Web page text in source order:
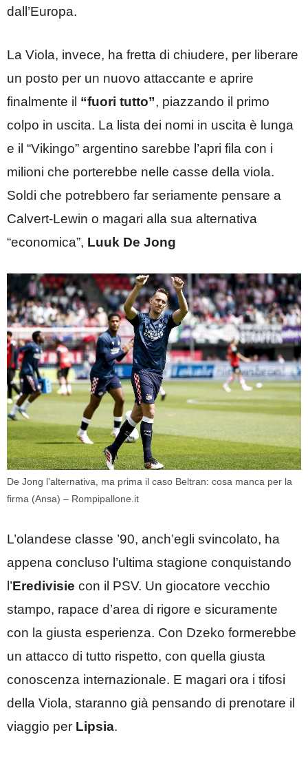
dall’Europa.
La Viola, invece, ha fretta di chiudere, per liberare
un posto per un nuovo attaccante e aprire
finalmente il “fuori tutto”, piazzando il primo
colpo in uscita. La lista dei nomi in uscita è lunga
e il “Vikingo” argentino sarebbe l’apri fila con i
milioni che porterebbe nelle casse della viola.
Soldi che potrebbero far seriamente pensare a
Calvert-Lewin o magari alla sua alternativa
“economica”, Luuk De Jong
De Jong l’alternativa, ma prima il caso Beltran: cosa manca per la
firma (Ansa) – Rompipallone.it
L’olandese classe ’90, anch’egli svincolato, ha
appena concluso l’ultima stagione conquistando
l’Eredivisie con il PSV. Un giocatore vecchio
stampo, rapace d’area di rigore e sicuramente
con la giusta esperienza. Con Dzeko formerebbe
un attacco di tutto rispetto, con quella giusta
conoscenza internazionale. E magari ora i tifosi
della Viola, staranno già pensando di prenotare il
viaggio per Lipsia.